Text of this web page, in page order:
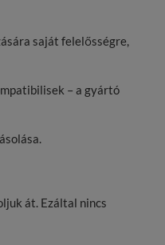
saját felelősségre,
– a gyártó
át. Ezáltal nincs